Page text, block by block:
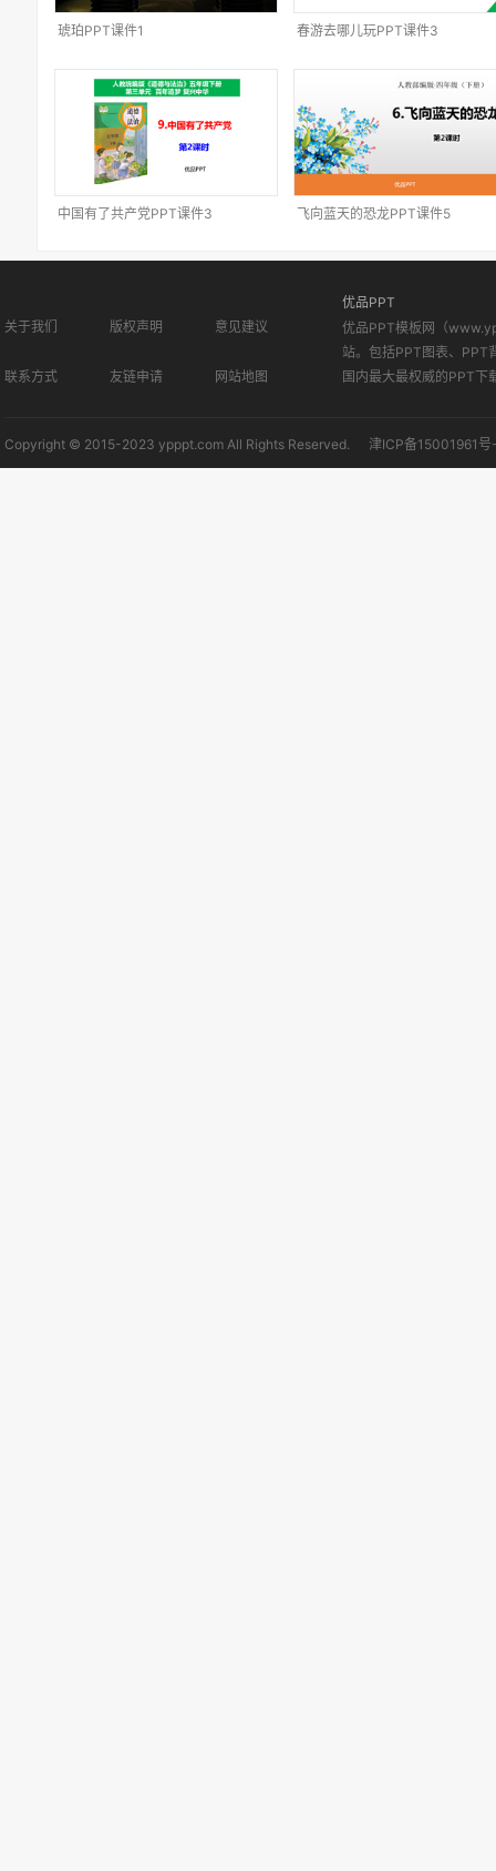
琥珀PPT课件1 春游去哪儿玩PPT课件3
中国有了共产党PPT课件3 飞向蓝天的恐龙PPT课件5
关于我们 版权声明 意见建议
联系方式 友链申请 网站地图
优品PPT
优品PPT模板网（
站。包括PPT图表、PPT
国内最大最权威的PPT下
Copyright © 2015-2023 ypppt.com All Rights Reserved. 津ICP备15001961号